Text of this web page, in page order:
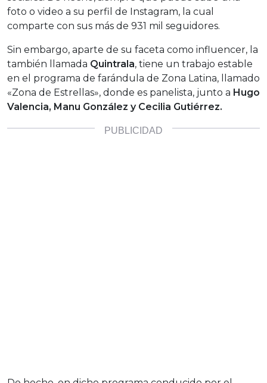
foto o video a su perfil de Instagram, la cual
comparte con sus más de 931 mil seguidores.
Sin embargo, aparte de su faceta como influencer, la
también llamada Quintrala, tiene un trabajo estable
en el programa de farándula de Zona Latina, llamado
«Zona de Estrellas», donde es panelista, junto a Hugo
Valencia, Manu González y Cecilia Gutiérrez.